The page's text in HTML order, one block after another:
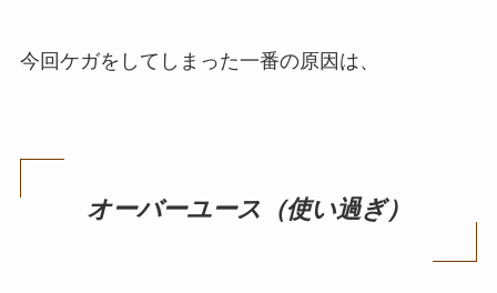
今回ケガをしてしまった一番の原因は、
オーバーユース（使い過ぎ）